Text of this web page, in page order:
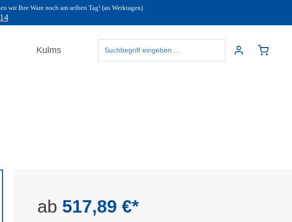
wir Ihre Ware noch am selben Tag! (an Werktagen)
Kulms
ab 517,89 €*